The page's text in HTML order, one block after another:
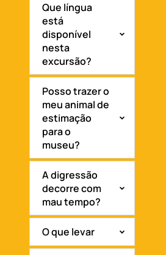
Que língua
está
disponível
nesta
excursão?
Posso trazer o
meu animal de
estimação
para o
museu?
A digressão
decorre com
mau tempo?
O que levar